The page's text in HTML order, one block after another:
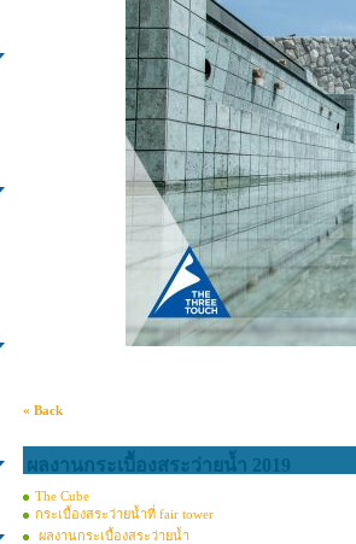
« Back
ผลงานกระเบื้องสระว่ายน้ำ 2019
The Cube
กระเบื้องสระว่ายน้ำที่ fair tower
ผลงานกระเบื้องสระว่ายน้ำ